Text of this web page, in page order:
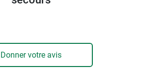
Donner votre avis